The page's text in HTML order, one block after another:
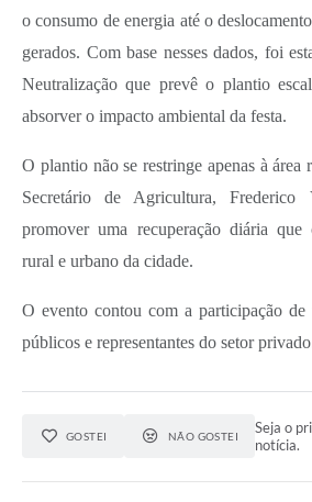
Regularização de bairros
Carta de Serviços
Arquivos para Download
Telefones Úteis
Transparência
o consumo de energia até o
gerados. Com base nesses dados, foi
Neutralização que prevê o plantio
absorver o impacto ambiental da festa.
O plantio não se restringe apenas à
Secretário de Agricultura,
promover uma recuperação diária que
rural e urbano da cidade.
O evento contou com a participação de
públicos e representantes do setor
GOSTEI NÃO GOSTEI
Seja o
notícia.